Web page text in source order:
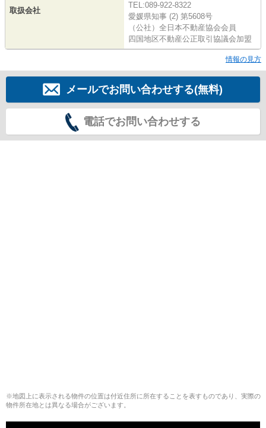
取扱会社
TEL:089-922-8322
愛媛県知事 (2) 第5608号
（公社）全日本不動産協会会員
四国地区不動産公正取引協議会加盟
情報の見方
メールでお問い合わせする(無料)
電話でお問い合わせする
※地図上に表示される物件の位置は付近住所に所在することを表すものであり、実際の
物件所在地とは異なる場合がございます。